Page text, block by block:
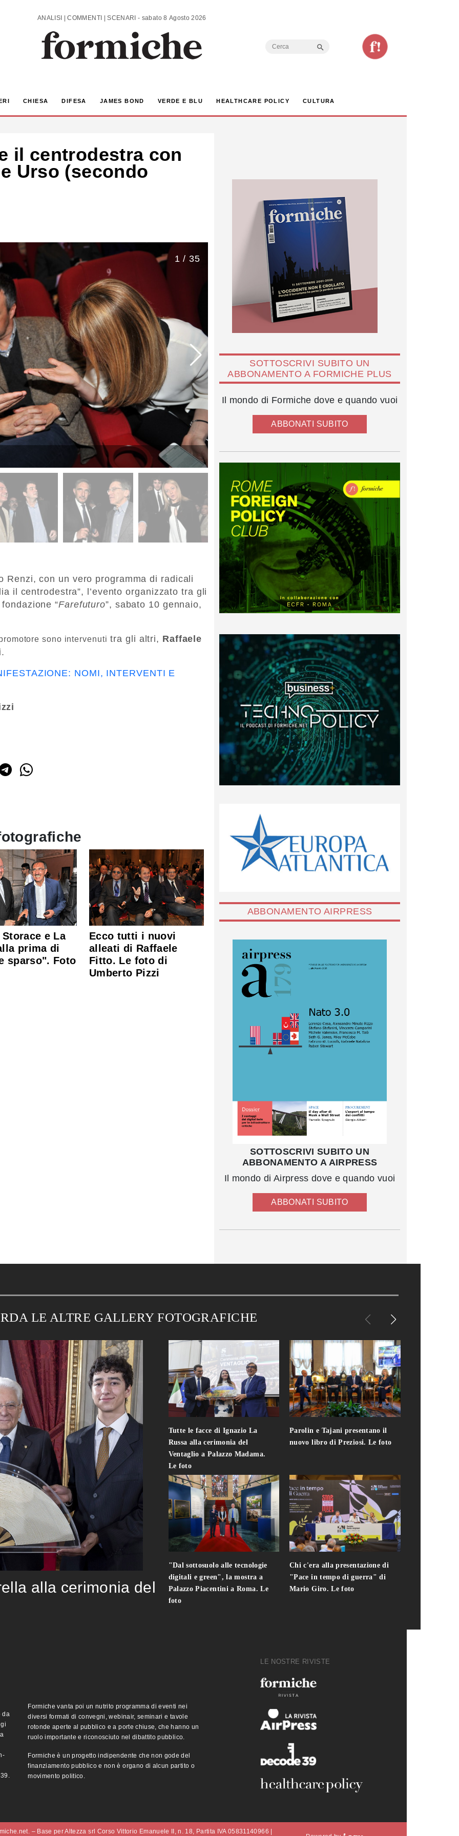
ANALISI | COMMENTI | SCENARI - sabato 8 Agosto 2026
Search
CHIESA DIFESA JAMES BOND VERDE E BLU HEALTHCARE POLICY CULTURA
il centrodestra con
Urso (secondo
1 / 35
Renzi, con un vero programma di radicali
il centrodestra”, l’evento organizzato tra gli
“Farefuturo”, sabato 10 gennaio,
sono intervenuti tra gli altri, Raffaele
.
NOMI, INTERVENTI E
e La
prima di
sparso". Foto
Ecco tutti i nuovi
alleati di Raffaele
Fitto. Le foto di
Umberto Pizzi
SOTTOSCRIVI SUBITO UN
ABBONAMENTO A FORMICHE PLUS
Il mondo di Formiche dove e quando vuoi
ABBONATI SUBITO
ABBONAMENTO AIRPRESS
SOTTOSCRIVI SUBITO UN
ABBONAMENTO A AIRPRESS
Il mondo di Airpress dove e quando vuoi
ABBONATI SUBITO
LE ALTRE GALLERY FOTOGRAFICHE
alla cerimonia del
Tutte le facce di Ignazio La
Russa alla cerimonia del
Ventaglio a Palazzo Madama.
Le foto
"Dal sottosuolo alle tecnologie
digitali e green", la mostra a
Palazzo Piacentini a Roma. Le
foto
Parolin e Tajani presentano il
nuovo libro di Preziosi. Le foto
Chi c'era alla presentazione di
"Pace in tempo di guerra" di
Mario Giro. Le foto
da
Formiche vanta poi un nutrito programma di eventi nei
diversi formati di convegni, webinair, seminari e tavole
rotonde aperte al pubblico e a porte chiuse, che hanno un
ruolo importante e riconosciuto nel dibattito pubblico.
Formiche è un progetto indipendente che non gode del
finanziamento pubblico e non è organo di alcun partito o
movimento politico.
LE NOSTRE RIVISTE
– Base per Altezza srl Corso Vittorio Emanuele II, n. 18, Partita IVA 05831140966 |